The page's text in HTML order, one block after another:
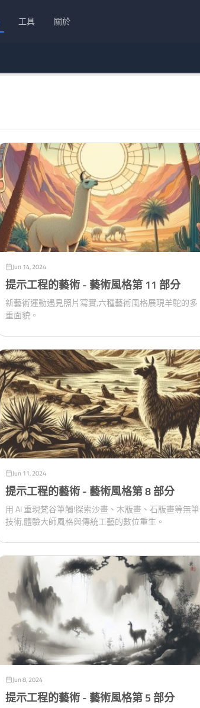
工具 關於
Jun 14, 2024
提示工程的藝術 - 藝術風格第 11 部分
新藝術運動遇見照片寫實,六種藝術風格展現羊駝的多
重面貌。
Jun 11, 2024
提示工程的藝術 - 藝術風格第 8 部分
用 AI 重現梵谷筆觸!探索沙畫、木版畫、石版畫等無筆
技術,體驗大師風格與傳統工藝的數位重生。
Jun 8, 2024
提示工程的藝術 - 藝術風格第 5 部分